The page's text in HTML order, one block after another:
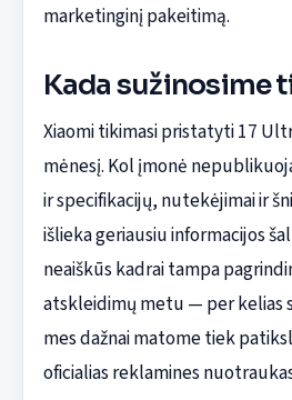
marketinginį pakeitimą.
Kada sužinosime
Xiaomi tikimasi pristatyti 17
mėnesį. Kol įmonė
ir specifikacijų, nutekėjimai ir
išlieka geriausiu informacijos
neaiškūs kadrai tampa
atskleidimų metu — per kelias
mes dažnai matome tiek
oficialias reklamines